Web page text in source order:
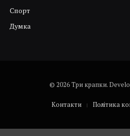
Спорт
Думка
© 2026 Три крапки.
Контакти Політика